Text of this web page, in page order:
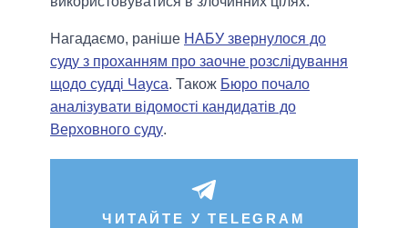
Нагадаємо, раніше НАБУ звернулося до
суду з проханням про заочне розслідування
щодо судді Чауса. Також Бюро почало
аналізувати відомості кандидатів до
Верховного суду.
ЧИТАЙТЕ У TELEGRAM